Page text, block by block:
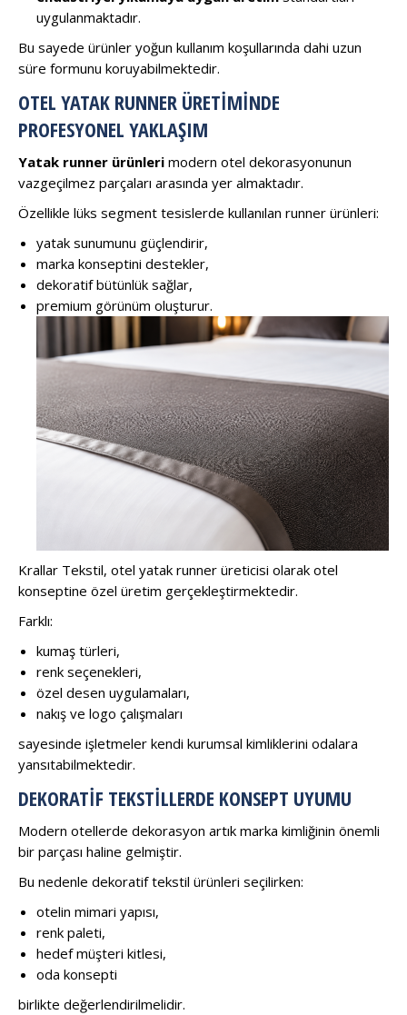
uygulanmaktadır.
Bu sayede ürünler yoğun kullanım koşullarında dahi uzun
süre formunu koruyabilmektedir.
OTEL YATAK RUNNER ÜRETIMINDE
PROFESYONEL YAKLAŞIM
Yatak runner ürünleri modern otel dekorasyonunun
vazgeçilmez parçaları arasında yer almaktadır.
Özellikle lüks segment tesislerde kullanılan runner ürünleri:
yatak sunumunu güçlendirir,
marka konseptini destekler,
dekoratif bütünlük sağlar,
premium görünüm oluşturur.
Krallar Tekstil, otel yatak runner üreticisi olarak otel
konseptine özel üretim gerçekleştirmektedir.
Farklı:
kumaş türleri,
renk seçenekleri,
özel desen uygulamaları,
nakış ve logo çalışmaları
sayesinde işletmeler kendi kurumsal kimliklerini odalara
yansıtabilmektedir.
DEKORATIF TEKSTILLERDE KONSEPT UYUMU
Modern otellerde dekorasyon artık marka kimliğinin önemli
bir parçası haline gelmiştir.
Bu nedenle dekoratif tekstil ürünleri seçilirken:
otelin mimari yapısı,
renk paleti,
hedef müşteri kitlesi,
oda konsepti
birlikte değerlendirilmelidir.